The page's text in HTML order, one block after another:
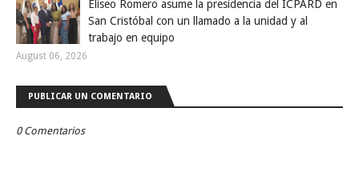
Eliseo Romero asume la presidencia del ICPARD en
San Cristóbal con un llamado a la unidad y al
trabajo en equipo
August 06, 2026
PUBLICAR UN COMENTARIO
0 Comentarios